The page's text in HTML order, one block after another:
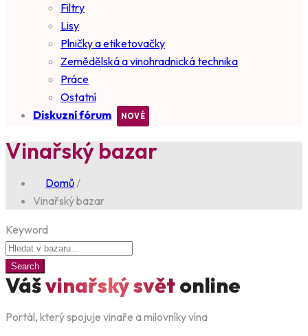
Filtry
Lisy
Plničky a etiketovačky
Zemědělská a vinohradnická technika
Práce
Ostatní
Diskuzní fórum
Vinařský bazar
Domů /
Vinařský bazar
Keyword
Search
Vášvinařský světonline
Portál, který spojuje vinaře a milovníky vína